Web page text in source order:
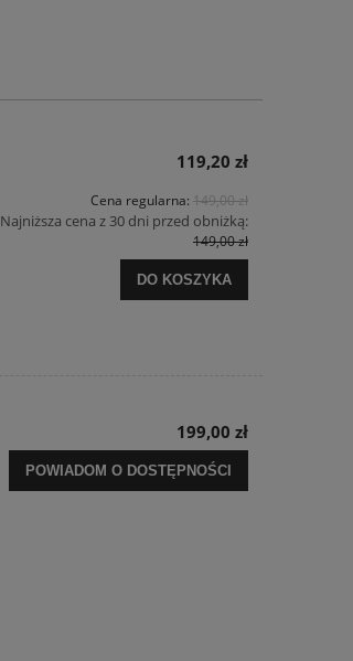
119,20 zł
Cena regularna: 149,00 zł
Najniższa cena z 30 dni przed obniżką:
149,00 zł
DO KOSZYKA
199,00 zł
POWIADOM O DOSTĘPNOŚCI